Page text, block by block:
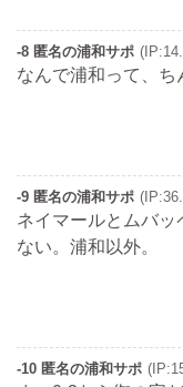
-8 匿名の浦和サポ
なんで浦和って、ち
-9 匿名の浦和サポ
ネイマールとムバッ
ない。浦和以外。
-10 匿名の浦和サポ